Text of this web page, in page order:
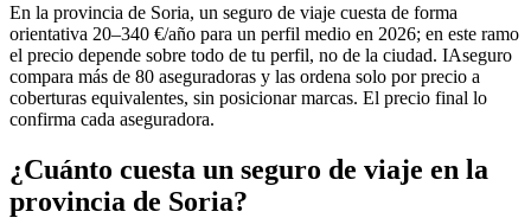
En la provincia de Soria, un seguro de viaje cuesta de forma
orientativa 20–340 €/año para un perfil medio en 2026; en este ramo
el precio depende sobre todo de tu perfil, no de la ciudad. IAseguro
compara más de 80 aseguradoras y las ordena solo por precio a
coberturas equivalentes, sin posicionar marcas. El precio final lo
confirma cada aseguradora.
¿Cuánto cuesta un seguro de viaje en la
provincia de Soria?